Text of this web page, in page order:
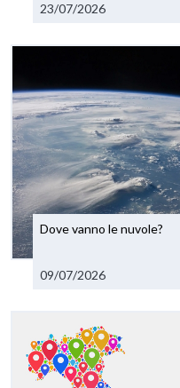
23/07/2026
Dove vanno le nuvole?
09/07/2026